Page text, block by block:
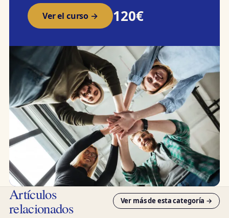
Ver el curso → 120€
Artículos
relacionados Ver más de esta categoría →